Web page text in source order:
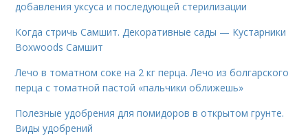
добавления уксуса и последующей стерилизации
Когда стричь Самшит. Декоративные сады — Кустарники
Boxwoods Самшит
Лечо в томатном соке на 2 кг перца. Лечо из болгарского
перца с томатной пастой «пальчики оближешь»
Полезные удобрения для помидоров в открытом грунте.
Виды удобрений